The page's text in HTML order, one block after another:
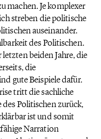
machen. Je komplexer
streben die politische
auseinander.
des Politischen.
beiden Jahre, die
die
gute Beispiele dafür.
tritt die sachliche
Politischen zurück,
ist und somit
Narration